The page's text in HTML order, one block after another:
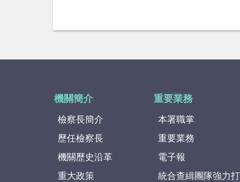
機關簡介
檢察長簡介
歷任檢察長
機關歷史沿革
重大政策
重要業務
本署職掌
重要業務
電子報
統合查緝團隊強力打